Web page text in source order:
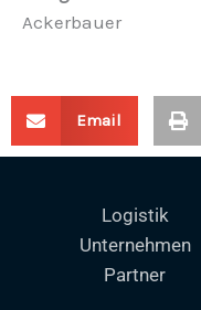
Ackerbauer
Email
Logistik
Unternehmen
Partner